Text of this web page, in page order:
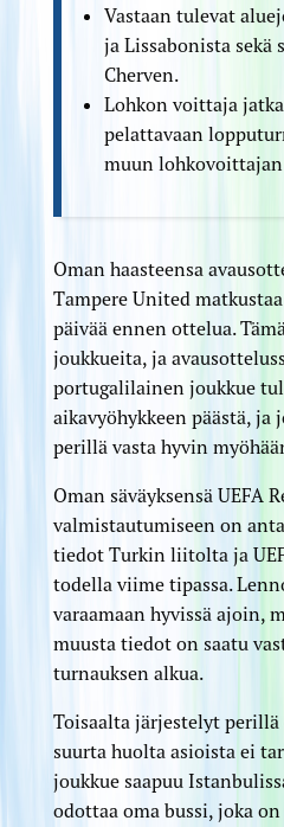
Vastaan tulevat
ja Lissabonista sekä
Cherven.
Lohkon voittaja
pelattavaan
muun lohkovoittajan
Oman haasteensa
Tampere United
päivää ennen ottelua.
joukkueita, ja
portugalilainen joukkue
aikavyöhykkeen päästä, ja
perillä vasta hyvin
Oman säväyksensä UEFA
valmistautumiseen on
tiedot Turkin liitolta ja
todella viime tipassa.
varaamaan hyvissä ajoin,
muusta tiedot on saatu
turnauksen alkua.
Toisaalta järjestelyt perillä
suurta huolta asioista ei
joukkue saapuu
odottaa oma bussi, joka on